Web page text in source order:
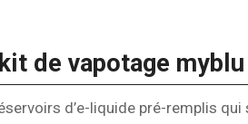
de vapotage myblu
d’e-liquide pré-remplis